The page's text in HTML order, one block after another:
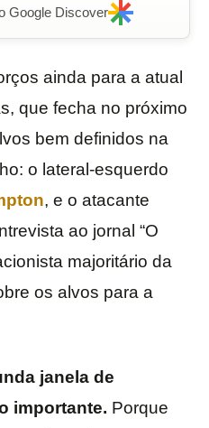
Google Discover
ainda para a atual
que fecha no próximo
bem definidos na
o lateral-esquerdo
, e o atacante
ao jornal “O
majoritário da
os alvos para a
janela de
importante. Porque